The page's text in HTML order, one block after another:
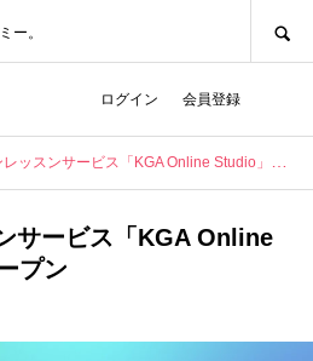
ー。
ログイン 会員登録
スンサービス「KGA Online Studio」をプレオープン
サービス「KGA Online
プン